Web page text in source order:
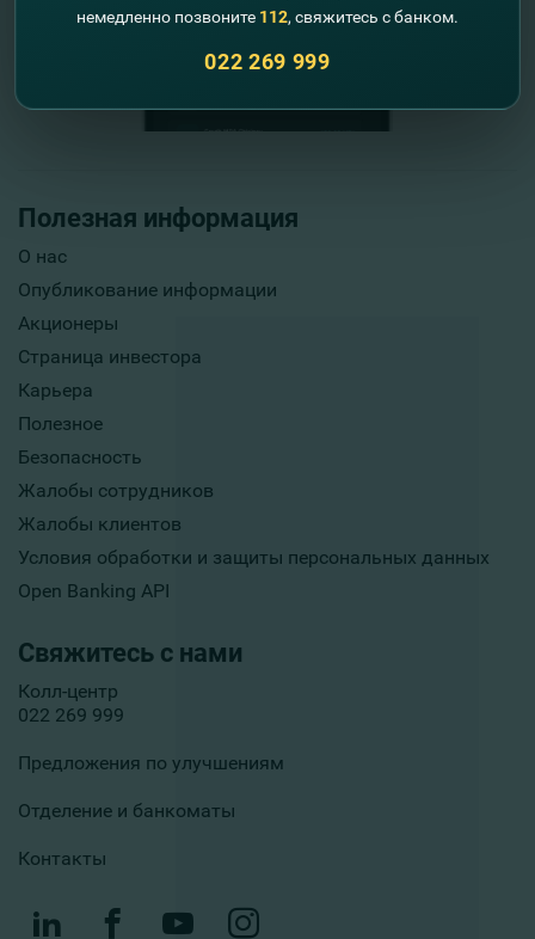
Полезная информация
О нас
Опубликование информации
Акционеры
Страница инвестора
Карьера
Полезное
Безопасность
Жалобы сотрудников
Жалобы клиентов
Условия обработки и защиты персональных данных
Open Banking API
Свяжитесь с нами
Колл-центр
022 269 999
Предложения по улучшениям
Отделение и банкоматы
Контакты
немедленно позвоните 112, свяжитесь с банком.
022 269 999